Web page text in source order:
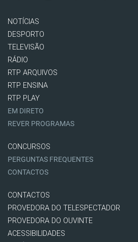
NOTÍCIAS
DESPORTO
TELEVISÃO
RÁDIO
RTP ARQUIVOS
RTP ENSINA
RTP PLAY
EM DIRETO
REVER PROGRAMAS
CONCURSOS
PERGUNTAS FREQUENTES
CONTACTOS
CONTACTOS
PROVEDORA DO TELESPECTADOR
PROVEDORA DO OUVINTE
ACESSIBILIDADES